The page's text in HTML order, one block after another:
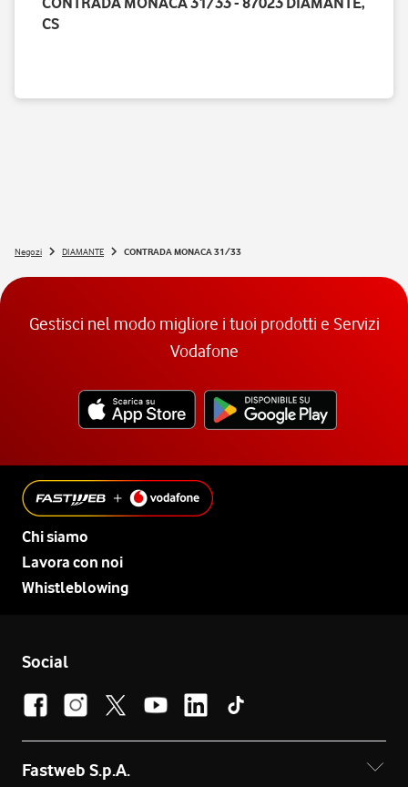
CS
Negozi DIAMANTE CONTRADA MONACA 31/33
Gestisci nel modo migliore i tuoi prodotti e Servizi
Vodafone
Chi siamo
Lavora con noi
Whistleblowing
Social
Fastweb S.p.A.